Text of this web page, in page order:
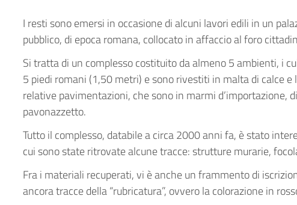
I resti sono emersi in occasione di alcuni lavori edili in un
pubblico, di epoca romana, collocato in affaccio al foro
Si tratta di un complesso costituito da almeno 5 ambienti, i
5 piedi romani (1,50 metri) e sono rivestiti in malta di calce
relative pavimentazioni, che sono in marmi d’importazione,
pavonazzetto.
Tutto il complesso, databile a circa 2000 anni fa, è stato
cui sono state ritrovate alcune tracce: strutture murarie,
Fra i materiali recuperati, vi è anche un frammento di
ancora tracce della “rubricatura”, ovvero la colorazione in